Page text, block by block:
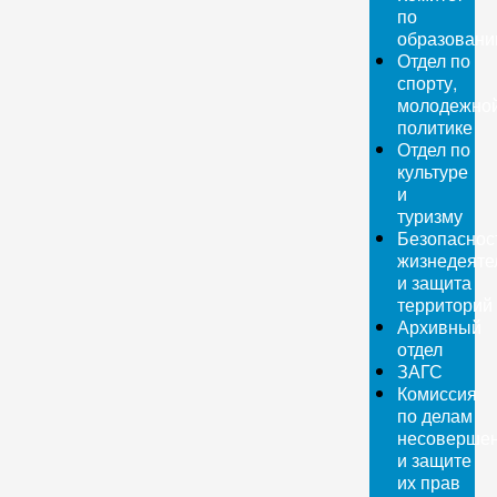
по
Отдел по
спорту,
политике
Отдел по
культуре
и
туризму
и защита
территорий
Архивный
отдел
ЗАГС
Комиссия
по делам
и защите
их прав